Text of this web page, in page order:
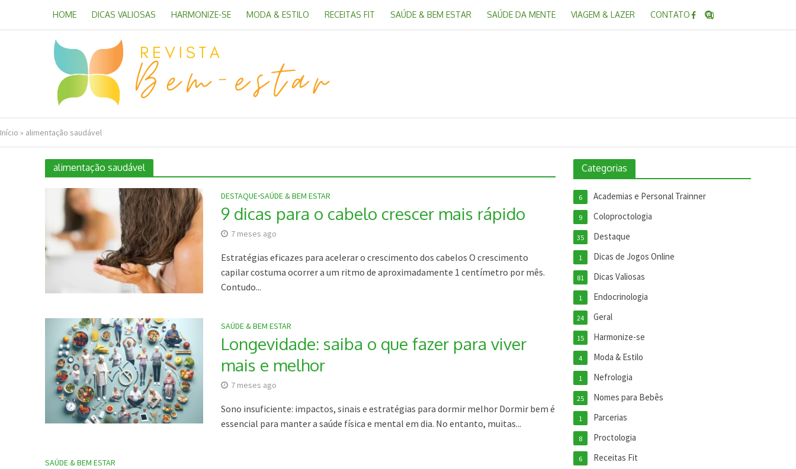
HOME DICAS VALIOSAS HARMONIZE-SE MODA & ESTILO RECEITAS FIT SAÚDE & BEM ESTAR SAÚDE DA MENTE VIAGEM & LAZER CONTATO
Início » alimentação saudável
alimentação saudável
DESTAQUE•SAÚDE & BEM ESTAR
9 dicas para o cabelo crescer mais rápido
7 meses ago
Estratégias eficazes para acelerar o crescimento dos cabelos O crescimento
capilar costuma ocorrer a um ritmo de aproximadamente 1 centímetro por mês.
Contudo...
SAÚDE & BEM ESTAR
Longevidade: saiba o que fazer para viver
mais e melhor
7 meses ago
Sono insuficiente: impactos, sinais e estratégias para dormir melhor Dormir bem é
essencial para manter a saúde física e mental em dia. No entanto, muitas...
SAÚDE & BEM ESTAR
Categorias
Academias e Personal Trainner
6
Coloproctologia
9
Destaque
35
Dicas de Jogos Online
1
Dicas Valiosas
81
Endocrinologia
1
Geral
24
Harmonize-se
15
Moda & Estilo
4
Nefrologia
1
Nomes para Bebês
25
Parcerias
1
Proctologia
8
Receitas Fit
6